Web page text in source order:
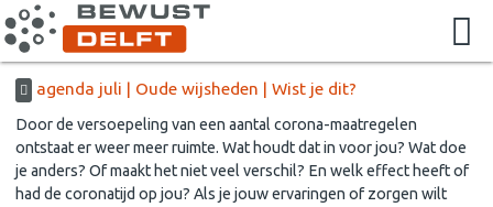
agenda juli | Oude wijsheden | Wist je dit?
Door de versoepeling van een aantal corona-maatregelen
ontstaat er weer meer ruimte. Wat houdt dat in voor jou? Wat doe
je anders? Of maakt het niet veel verschil? En welk effect heeft of
had de coronatijd op jou? Als je jouw ervaringen of zorgen wilt